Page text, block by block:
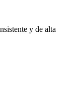
y de alta